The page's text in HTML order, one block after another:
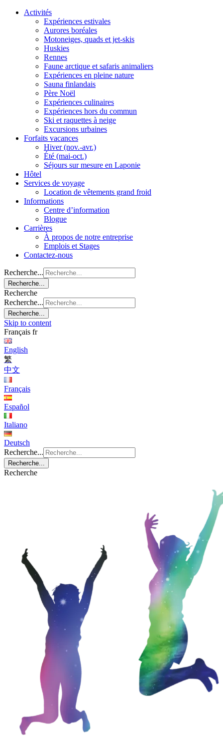
Activités
Expériences estivales
Aurores boréales
Motoneiges, quads et jet-skis
Huskies
Rennes
Faune arctique et safaris animaliers
Expériences en pleine nature
Sauna finlandais
Père Noël
Expériences culinaires
Expériences hors du commun
Ski et raquettes à neige
Excursions urbaines
Forfaits vacances
Hiver (nov.-avr.)
Été (mai-oct.)
Séjours sur mesure en Laponie
Hôtel
Services de voyage
Location de vêtements grand froid
Informations
Centre d’information
Blogue
Carrières
À propos de notre entreprise
Emplois et Stages
Contactez-nous
Recherche...
Recherche...
Recherche
Recherche...
Recherche...
Skip to content
Français fr
English
繁
中文
Français
Español
Italiano
Deutsch
Recherche...
Recherche...
Recherche